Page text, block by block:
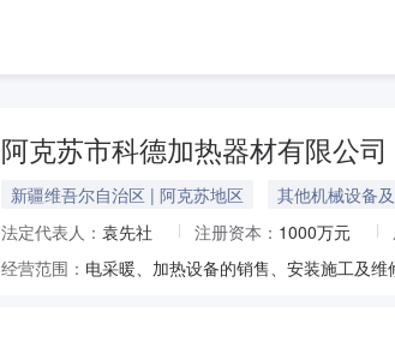
阿克苏市科德加热器材有限公司
新疆维吾尔自治区 | 阿克苏地区 其他机械设备
法定代表人： 袁先社 注册资本： 1000万元
经营范围：